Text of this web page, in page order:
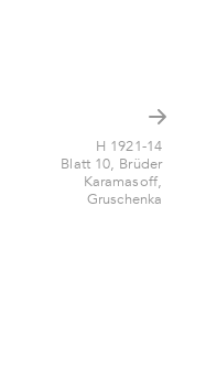
H 1921-14
Blatt 10, Brüder
Karamasoff,
Gruschenka